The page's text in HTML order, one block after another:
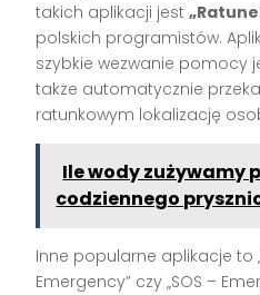
takich aplikacji jest
polskich programistów.
szybkie wezwanie pomocy
także automatycznie
ratunkowym lokalizację
Ile wody zużywamy
codziennego
Inne popularne aplikacje to
Emergency” czy „SOS –